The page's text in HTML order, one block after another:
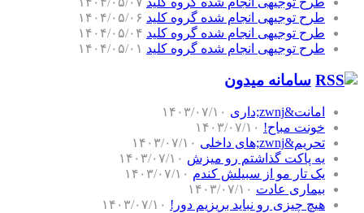
طرح توجیهی انجام شده گروه کلید ۱۴۰۴/۰۵/۰۶
طرح توجیهی انجام شده گروه کلید ۱۴۰۴/۰۵/۰۴
طرح توجیهی انجام شده گروه کلید ۱۴۰۴/۰۵/۰۱
سامانه میدون
امانت&zwnj;داری
۱۴۰۳/۰۷/۱۰
خونت مباح! ۱۴۰۳/۰۷/۱۰
تحریم&zwnj;های داخلی
۱۴۰۳/۰۷/۱۰
یه پاکت گذاشتم رو میزش ۱۴۰۳/۰۷/۱۰
یک تار مو از سبیلش کندم ۱۴۰۳/۰۷/۱۰
بیماری عادت ۱۴۰۳/۰۷/۱۰
هیچ چیزی رو نباید بریزیم دور! ۱۴۰۳/۰۷/۱۰